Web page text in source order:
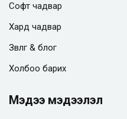
Софт чадвар
Хард чадвар
Зөвлөгөө & блог
Холбоо барих
Мэдээ мэдээлэл